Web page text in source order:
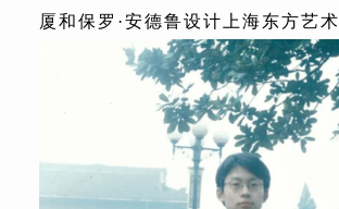
厦和保罗·安德鲁设计上海东方艺术